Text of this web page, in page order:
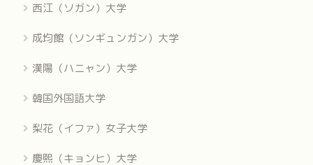
西江（ソガン）大学
成均館（ソンギュンガン）大学
漢陽（ハニャン）大学
韓国外国語大学
梨花（イファ）女子大学
慶熙（キョンヒ）大学